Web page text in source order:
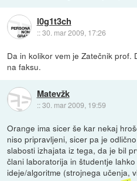
l0g1t3ch
::30. mar 2009, 17:26
Da in kolikor vem je Zatečnik prof.
na faksu.
Matevžk
::30. mar 2009, 19:59
Orange ima sicer še kar nekaj
niso pripravljeni, sicer pa je
slabosti izhajata iz tega, da je bil
člani laboratorija in študentje
ideje/algoritme (strojnega učenja,